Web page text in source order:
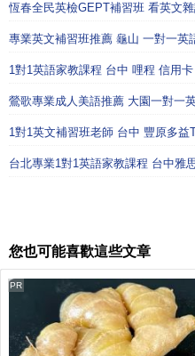
恆春全民英檢GEPT補習班 看英文
專業英文補習班推薦 龜山 一對一英
1對1英語家教課程 台中 哩程 信用卡
鶯歌專業成人美語推薦 大園一對一
1對1英文補習班老師 台中 豐原多益
台北專業1對1英語家教課程 台中雅
您也可能喜歡這些文章
PR